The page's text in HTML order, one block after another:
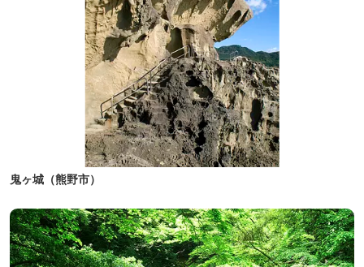
鬼ヶ城（熊野市）